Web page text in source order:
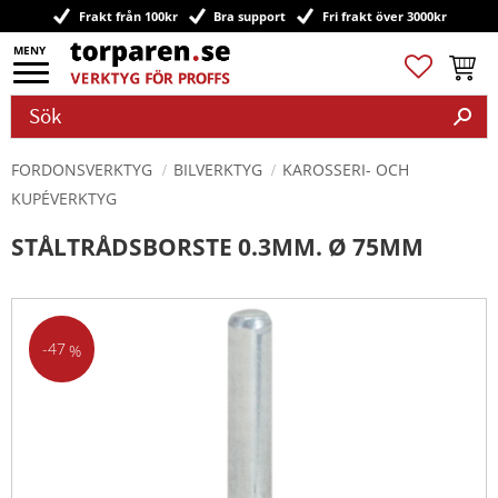
Meny
Frakt från 100kr Bra support Fri frakt över 3000kr
Favoriter
FORDONSVERKTYG BILVERKTYG
KAROSSERI- OCH
KUPÉVERKTYG
STÅLTRÅDSBORSTE 0.3MM. Ø 75MM
47%